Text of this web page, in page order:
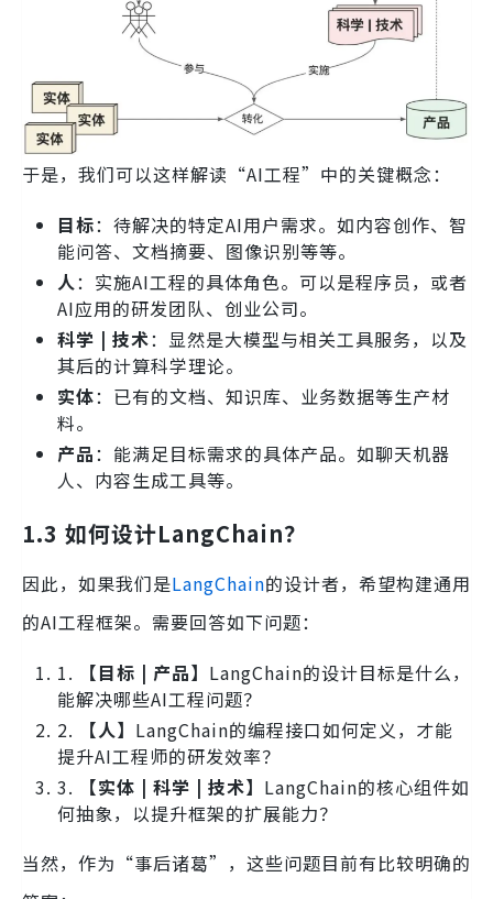
于是，我们可以这样解读“AI工程”中的关键概念：
目标：待解决的特定AI用户需求。如内容创作、智
能问答、文档摘要、图像识别等等。
人：实施AI工程的具体角色。可以是程序员，或者
AI应用的研发团队、创业公司。
科学 | 技术：显然是大模型与相关工具服务，以及
其后的计算科学理论。
实体：已有的文档、知识库、业务数据等生产材
料。
产品：能满足目标需求的具体产品。如聊天机器
人、内容生成工具等。
1.3 如何设计LangChain？
因此，如果我们是LangChain的设计者，希望构建通用
的AI工程框架。需要回答如下问题：
1.
【目标 | 产品】 LangChain的设计目标是什么，
能解决哪些AI工程问题？
2.
【人】 LangChain的编程接口如何定义，才能
提升AI工程师的研发效率？
3.
【实体 | 科学 | 技术】 LangChain的核心组件如
何抽象，以提升框架的扩展能力？
当然，作为“事后诸葛”，这些问题目前有比较明确的